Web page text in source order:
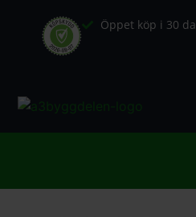
Öppet köp i 30